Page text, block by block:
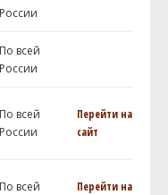
России
По всей
России
По всей
России
Перейти на
сайт
По всей
Перейти на